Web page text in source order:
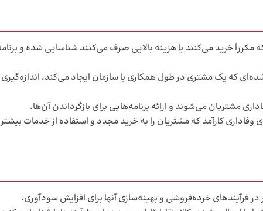
مکرراً خرید می‌کنند یا هزینه بالایی صرف می‌کنند شناسایی شده و
که یک مشتری در طول همکاری با سازمان ایجاد می‌کند،
مشتریان می‌شوند و ارائه برنامه‌هایی برای بازگرداندن آن‌ها.
وفاداری کارآمد که مشتریان را به خرید مجدد و استفاده از خدمات
فرآیندهای خرده‌فروشی و بهینه‌سازی آنها برای افزایش سودآوری.